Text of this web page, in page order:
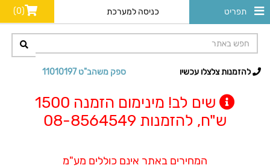
תפריט כניסה למערכת (0)
ספק משהב"ט 11010197 להזמנות צלצלו עכשיו
שים לב! מינימום הזמנה 1500
ש"ח, להזמנות 08-8564549
המחירים באתר אינם כוללים מע"מ